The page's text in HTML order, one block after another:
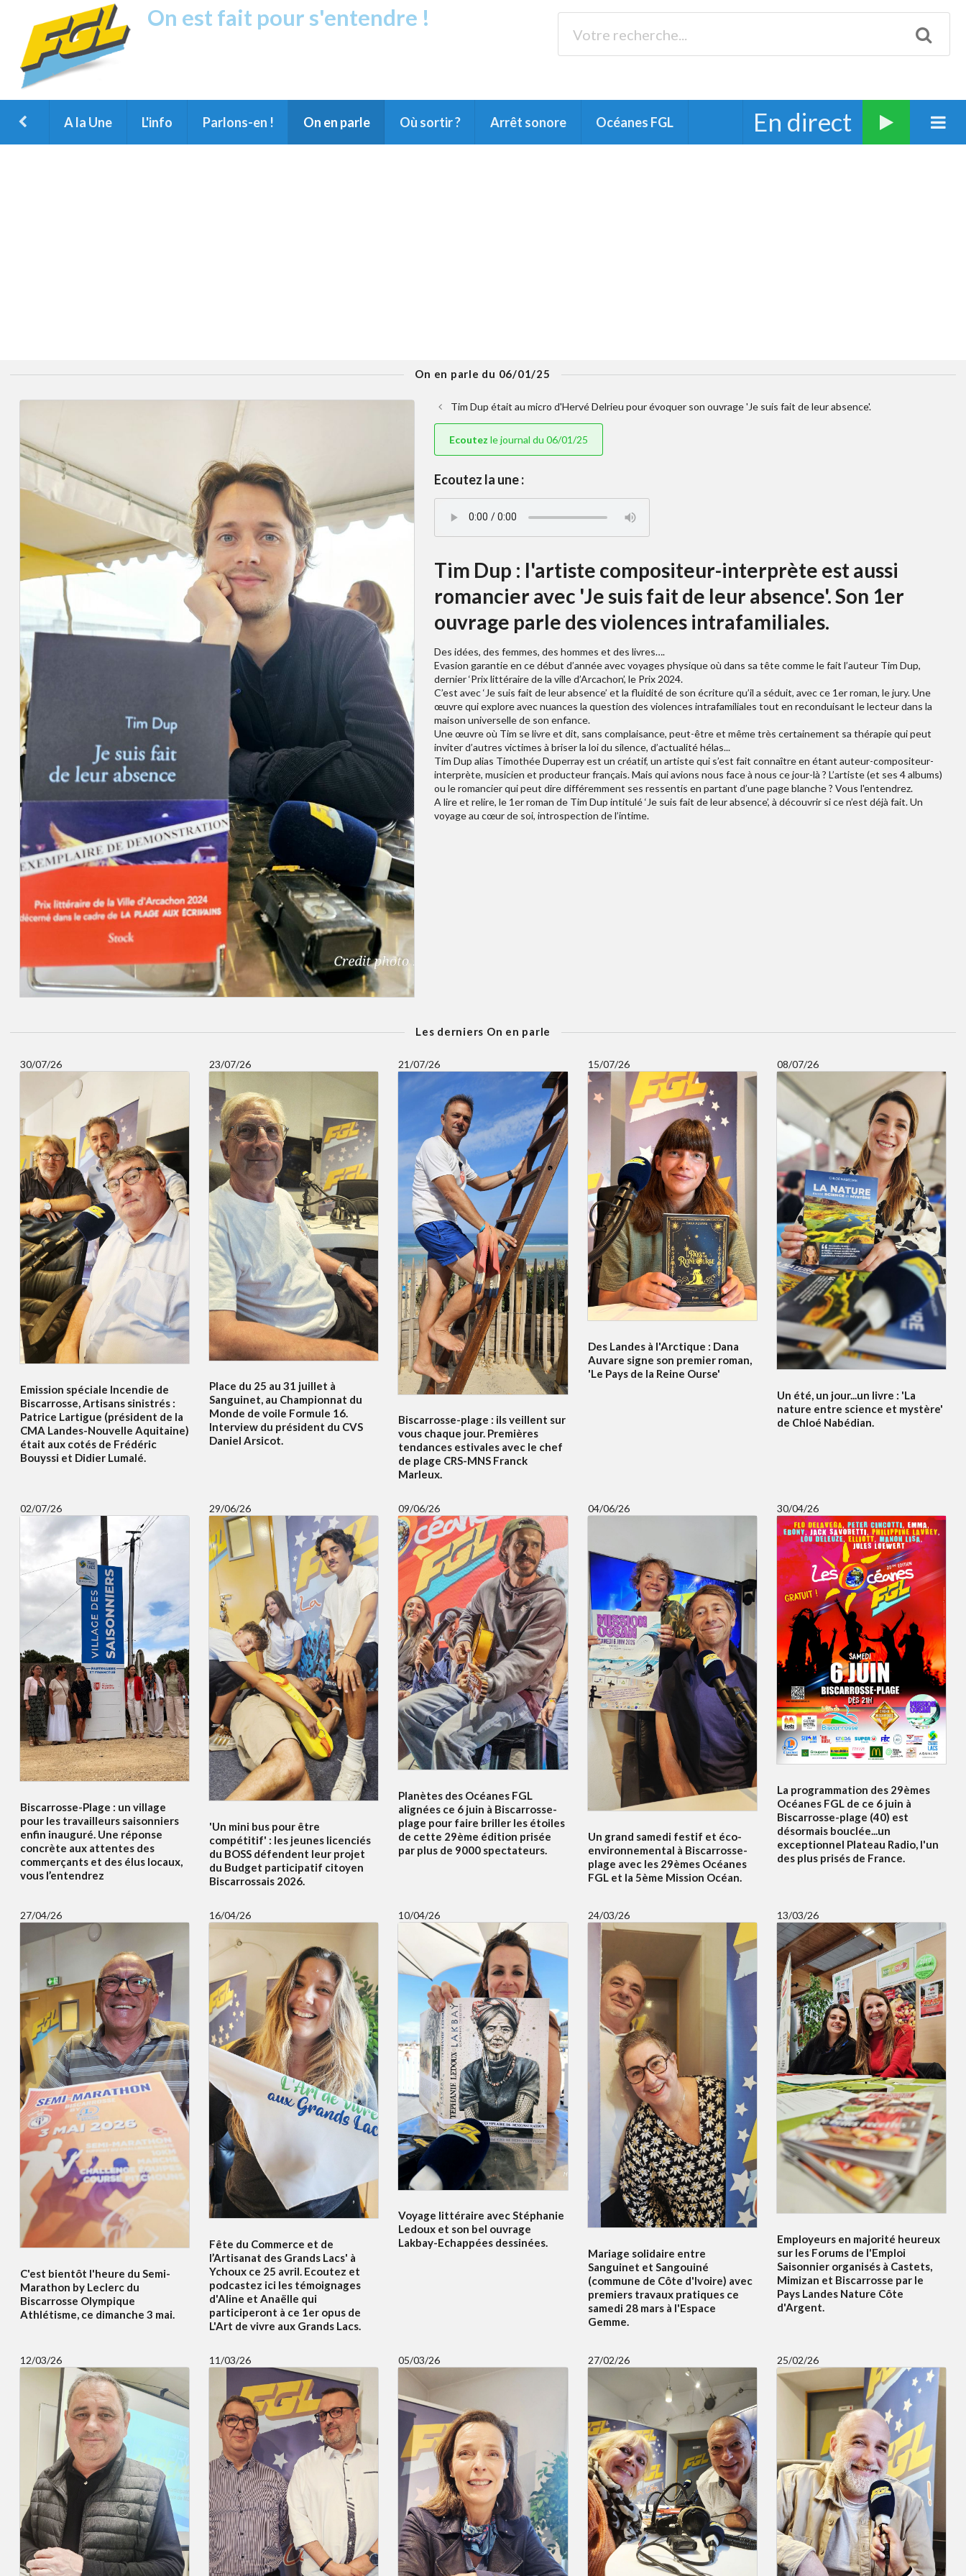
On est fait pour s'entendre !
A la Une L'info Parlons-en ! On en parle Où sortir ? Arrêt sonore Océanes FGL En direct
On en parle du 06/01/25
Tim Dup était au micro d'Hervé Delrieu pour évoquer son ouvrage 'Je suis fait de leur absence'.
Ecoutez le journal du 06/01/25
Ecoutez la une :
Tim Dup : l'artiste compositeur-interprète est aussi
romancier avec 'Je suis fait de leur absence'. Son 1er
ouvrage parle des violences intrafamiliales.
Des idées, des femmes, des hommes et des livres….
Evasion garantie en ce début d’année avec voyages physique où dans sa tête comme le fait l’auteur Tim Dup,
dernier ‘Prix littéraire de la ville d’Arcachon’, le Prix 2024.
C’est avec ‘Je suis fait de leur absence’ et la fluidité de son écriture qu’il a séduit, avec ce 1er roman, le jury. Une
œuvre qui explore avec nuances la question des violences intrafamiliales tout en reconduisant le lecteur dans la
maison universelle de son enfance.
Une œuvre où Tim se livre et dit, sans complaisance, peut-être et même très certainement sa thérapie qui peut
inviter d’autres victimes à briser la loi du silence, d’actualité hélas...
Tim Dup alias Timothée Duperray est un créatif, un artiste qui s’est fait connaître en étant auteur-compositeur-
interprète, musicien et producteur français. Mais qui avions nous face à nous ce jour-là ? L’artiste (et ses 4 albums)
ou le romancier qui peut dire différemment ses ressentis en partant d’une page blanche ? Vous l'entendrez.
A lire et relire, le 1er roman de Tim Dup intitulé ‘Je suis fait de leur absence’, à découvrir si ce n’est déjà fait. Un
voyage au cœur de soi, introspection de l’intime.
Les derniers On en parle
30/07/26
Emission spéciale Incendie de
Biscarrosse, Artisans sinistrés :
Patrice Lartigue (président de la
CMA Landes-Nouvelle Aquitaine)
était aux cotés de Frédéric
Bouyssi et Didier Lumalé.
23/07/26
Place du 25 au 31 juillet à
Sanguinet, au Championnat du
Monde de voile Formule 16.
Interview du président du CVS
Daniel Arsicot.
21/07/26
Biscarrosse-plage : ils veillent sur
vous chaque jour. Premières
tendances estivales avec le chef
de plage CRS-MNS Franck
Marleux.
15/07/26
Des Landes à l'Arctique : Dana
Auvare signe son premier roman,
'Le Pays de la Reine Ourse'
08/07/26
Un été, un jour...un livre : 'La
nature entre science et mystère'
de Chloé Nabédian.
02/07/26
Biscarrosse-Plage : un village
pour les travailleurs saisonniers
enfin inauguré. Une réponse
concrète aux attentes des
commerçants et des élus locaux,
vous l’entendrez
29/06/26
'Un mini bus pour être
compétitif' : les jeunes licenciés
du BOSS défendent leur projet
du Budget participatif citoyen
Biscarrossais 2026.
09/06/26
Planètes des Océanes FGL
alignées ce 6 juin à Biscarrosse-
plage pour faire briller les étoiles
de cette 29ème édition prisée
par plus de 9000 spectateurs.
04/06/26
Un grand samedi festif et éco-
environnemental à Biscarrosse-
plage avec les 29èmes Océanes
FGL et la 5ème Mission Océan.
30/04/26
La programmation des 29èmes
Océanes FGL de ce 6 juin à
Biscarrosse-plage (40) est
désormais bouclée...un
exceptionnel Plateau Radio, l'un
des plus prisés de France.
27/04/26
C'est bientôt l'heure du Semi-
Marathon by Leclerc du
Biscarrosse Olympique
Athlétisme, ce dimanche 3 mai.
16/04/26
Fête du Commerce et de
l’Artisanat des Grands Lacs' à
Ychoux ce 25 avril. Ecoutez et
podcastez ici les témoignages
d'Aline et Anaëlle qui
participeront à ce 1er opus de
L'Art de vivre aux Grands Lacs.
10/04/26
Voyage littéraire avec Stéphanie
Ledoux et son bel ouvrage
Lakbay-Echappées dessinées.
24/03/26
Mariage solidaire entre
Sanguinet et Sangouiné
(commune de Côte d'Ivoire) avec
premiers travaux pratiques ce
samedi 28 mars à l'Espace
Gemme.
13/03/26
Employeurs en majorité heureux
sur les Forums de l'Emploi
Saisonnier organisés à Castets,
Mimizan et Biscarrosse par le
Pays Landes Nature Côte
d'Argent.
12/03/26 11/03/26 05/03/26 27/02/26 25/02/26